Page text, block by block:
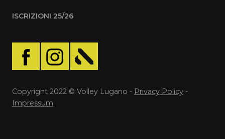
ISCRIZIONI 25/26
Copyright 2022 © Volley Lugano - Privacy Policy-
Impressum